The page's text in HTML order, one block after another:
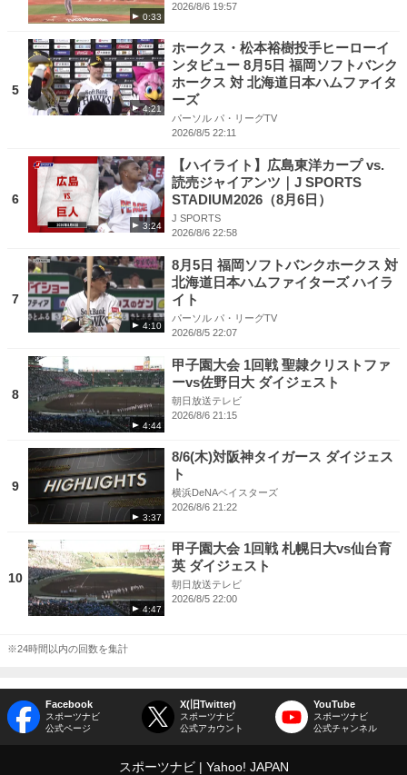
0:33
2026/8/6 19:57
5
4:21
ホークス・松本裕樹投手ヒーローイ
ンタビュー 8月5日 福岡ソフトバンク
ホークス 対 北海道日本ハムファイタ
ーズ
パーソル パ・リーグTV
2026/8/5 22:11
6
3:24
【ハイライト】広島東洋カープ vs.
読売ジャイアンツ｜J SPORTS
STADIUM2026（8月6日）
J SPORTS
2026/8/6 22:58
7
4:10
8月5日 福岡ソフトバンクホークス 対
北海道日本ハムファイターズ ハイラ
イト
パーソル パ・リーグTV
2026/8/5 22:07
8
4:44
甲子園大会 1回戦 聖隷クリストファ
ーvs佐野日大 ダイジェスト
朝日放送テレビ
2026/8/6 21:15
9
3:37
8/6(木)対阪神タイガース ダイジェス
ト
横浜DeNAベイスターズ
2026/8/6 21:22
10
4:47
甲子園大会 1回戦 札幌日大vs仙台育
英 ダイジェスト
朝日放送テレビ
2026/8/5 22:00
※24時間以内の回数を集計
Facebook
スポーツナビ
公式ページ
X(旧Twitter)
スポーツナビ
公式アカウント
YouTube
スポーツナビ
公式チャンネル
スポーツナビ Yahoo! JAPAN